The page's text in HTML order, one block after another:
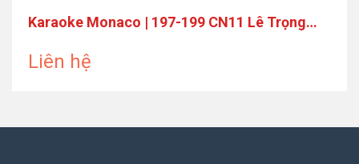
Karaoke Monaco | 197-199 CN11 Lê Trọng
Liên hệ